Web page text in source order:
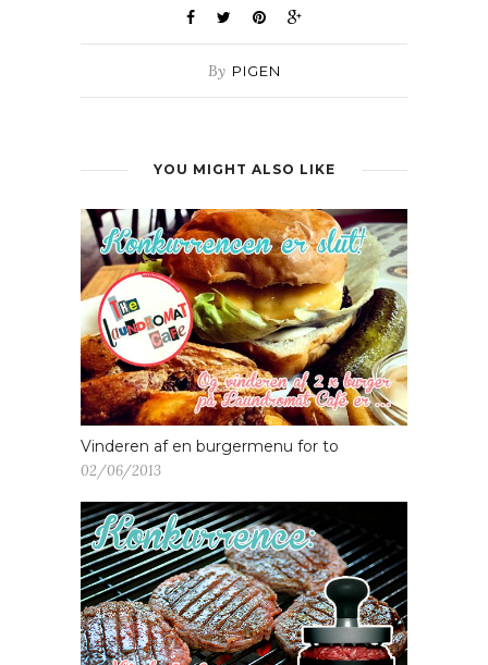
By PIGEN
YOU MIGHT ALSO LIKE
Vinderen af en burgermenu for to
02/06/2013